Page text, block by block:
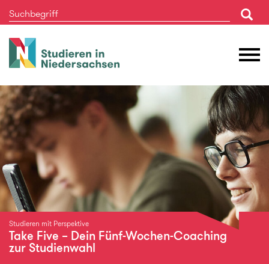
Studieren
in
Studieren mit Perspektive
Take Five – Dein Fünf-Wochen-Coaching
zur Studienwahl